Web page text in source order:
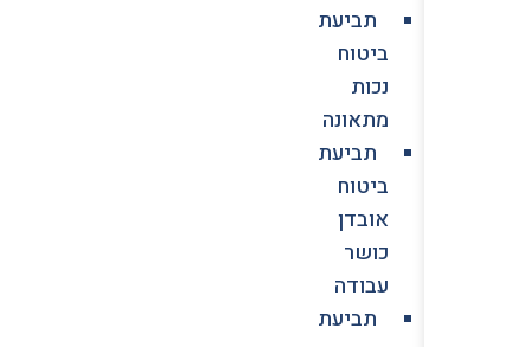
תביעת
ביטוח
נכות
מתאונה
תביעת
ביטוח
אובדן
כושר
עבודה
תביעת